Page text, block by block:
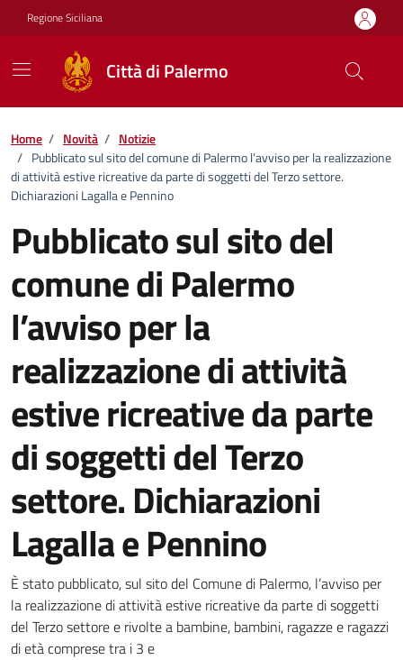
Vai ai contenuti
Vai al footer
Regione Siciliana
Città di Palermo
Home / Novità / Notizie
/ Pubblicato sul sito del comune di Palermo l’avviso per la realizzazione
di attività estive ricreative da parte di soggetti del Terzo settore.
Dichiarazioni Lagalla e Pennino
Pubblicato sul sito del
comune di Palermo
l’avviso per la
realizzazione di attività
estive ricreative da parte
di soggetti del Terzo
settore. Dichiarazioni
Lagalla e Pennino
Dettagli della notizia
È stato pubblicato, sul sito del Comune di Palermo, l’avviso per
la realizzazione di attività estive ricreative da parte di soggetti
del Terzo settore e rivolte a bambine, bambini, ragazze e ragazzi
di età comprese tra i 3 e